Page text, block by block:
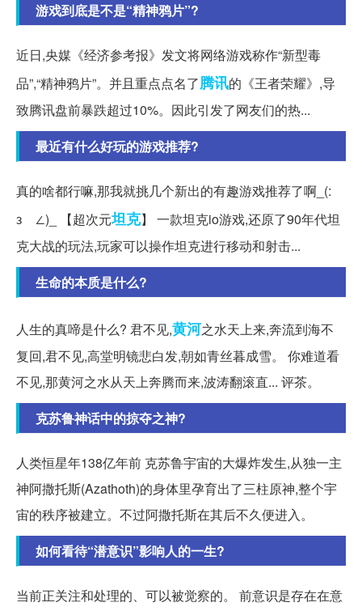
游戏到底是不是“精神鸦片”?
近日,央媒《经济参考报》发文将网络游戏称作“新型毒
品”,“精神鸦片”。并且重点点名了腾讯的《王者荣耀》,导
致腾讯盘前暴跌超过10%。因此引发了网友们的热...
最近有什么好玩的游戏推荐?
真的啥都行嘛,那我就挑几个新出的有趣游戏推荐了啊_(:
зゝ∠)_ 【超次元坦克】 一款坦克io游戏,还原了90年代坦
克大战的玩法,玩家可以操作坦克进行移动和射击...
生命的本质是什么?
人生的真啼是什么? 君不见,黄河之水天上来,奔流到海不
复回,君不见,高堂明镜悲白发,朝如青丝暮成雪。 你难道看
不见,那黄河之水从天上奔腾而来,波涛翻滚直... 评茶。
克苏鲁神话中的掠夺之神?
人类恒星年138亿年前 克苏鲁宇宙的大爆炸发生,从独一主
神阿撒托斯(Azathoth)的身体里孕育出了三柱原神,整个宇
宙的秩序被建立。不过阿撒托斯在其后不久便进入。
如何看待“潜意识”影响人的一生?
当前正关注和处理的、可以被觉察的。 前意识是存在在意